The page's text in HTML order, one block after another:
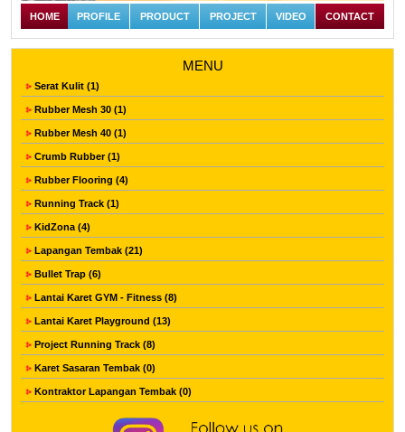
HOME PROFILE PRODUCT PROJECT VIDEO CONTACT
MENU
Serat Kulit (1)
Rubber Mesh 30 (1)
Rubber Mesh 40 (1)
Crumb Rubber (1)
Rubber Flooring (4)
Running Track (1)
KidZona (4)
Lapangan Tembak (21)
Bullet Trap (6)
Lantai Karet GYM - Fitness (8)
Lantai Karet Playground (13)
Project Running Track (8)
Karet Sasaran Tembak (0)
Kontraktor Lapangan Tembak (0)